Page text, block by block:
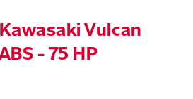
Vulcan
- 75 HP